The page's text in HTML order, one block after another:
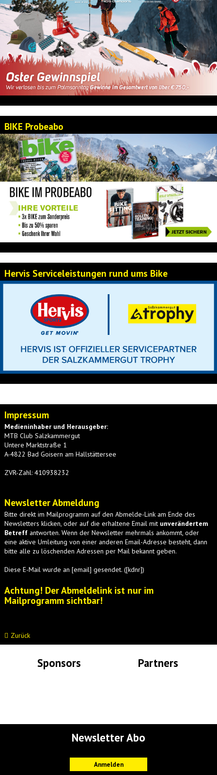
BIKE Probeabo
Hervis Serviceleistungen rund ums Bike
Impressum
Medieninhaber und Herausgeber:
MTB Club Salzkammergut
Untere Marktstraße 1
A-4822 Bad Goisern am Hallstättersee
ZVR-Zahl: 410938232
Newsletter Abmeldung
Bitte direkt im Mailprogramm auf den Abmelde-Link am Ende des
Newsletters klicken, oder auf die erhaltene Email mit unverändertem
Betreff antworten. Wenn der Newsletter mehrmals ankommt, oder
eine aktive Umleitung von einer anderen Email-Adresse besteht, dann
bitte alle zu löschenden Adressen per Mail bekannt geben.
Diese E-Mail wurde an [email] gesendet. ([kdnr])
Achtung! Der Abmeldelink ist nur im
Mailprogramm sichtbar!
Zurück
Sponsors Partners
Newsletter Abo